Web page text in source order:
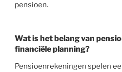
pensioen.
Wat is het belang van
financiële planning?
Pensioenrekeningen spelen